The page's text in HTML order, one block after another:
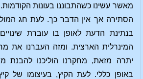
מאשר עשינו כשהתבוננו בעונות הקודמות.
הסתירה אך אין הדבר כך. לעת חג
בנתינת הדעת לאופן בו עוברת
המינרלית הארצית. ומזה העברנו את
יתרה מזאת, מחקרנו הוליכנו להבנת
באופן כללי. לעת הקיץ, בעיצומו של